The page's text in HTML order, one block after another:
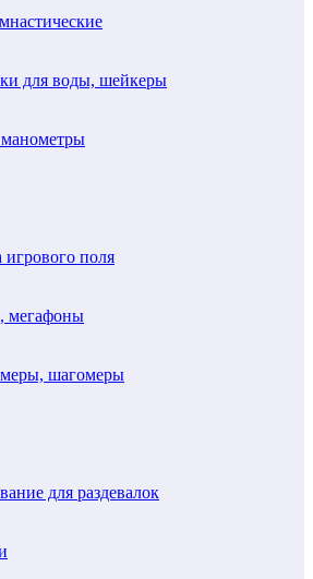
для воды, шейкеры
игрового поля
мегафоны
шагомеры
для раздевалок